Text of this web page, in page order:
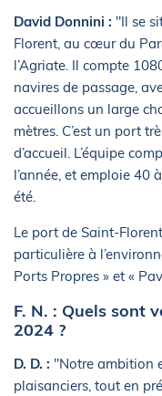
David Donnini : "Il se
Florent, au cœur du
l’Agriate. Il compte
navires de passage,
accueillons un large
mètres. C’est un port
d’accueil. L’équipe
l’année, et emploie 40
été.
Le port de Saint-
particulière à
Ports Propres » et «
F. N. : Quels sont
2024 ?
D. D. : "Notre ambition
plaisanciers, tout en